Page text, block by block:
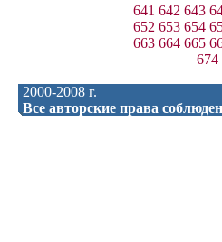
641 642 643
652 653 654
663 664 665
674
2000-2008 г.
Все авторские права